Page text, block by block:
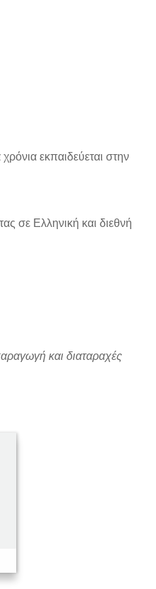
εκπαιδεύεται στην
σε Ελληνική και διεθνή
και διαταραχές